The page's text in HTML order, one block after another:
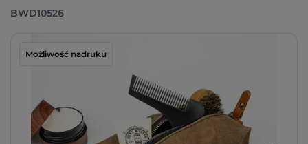
BWD10526
Możliwość nadruku